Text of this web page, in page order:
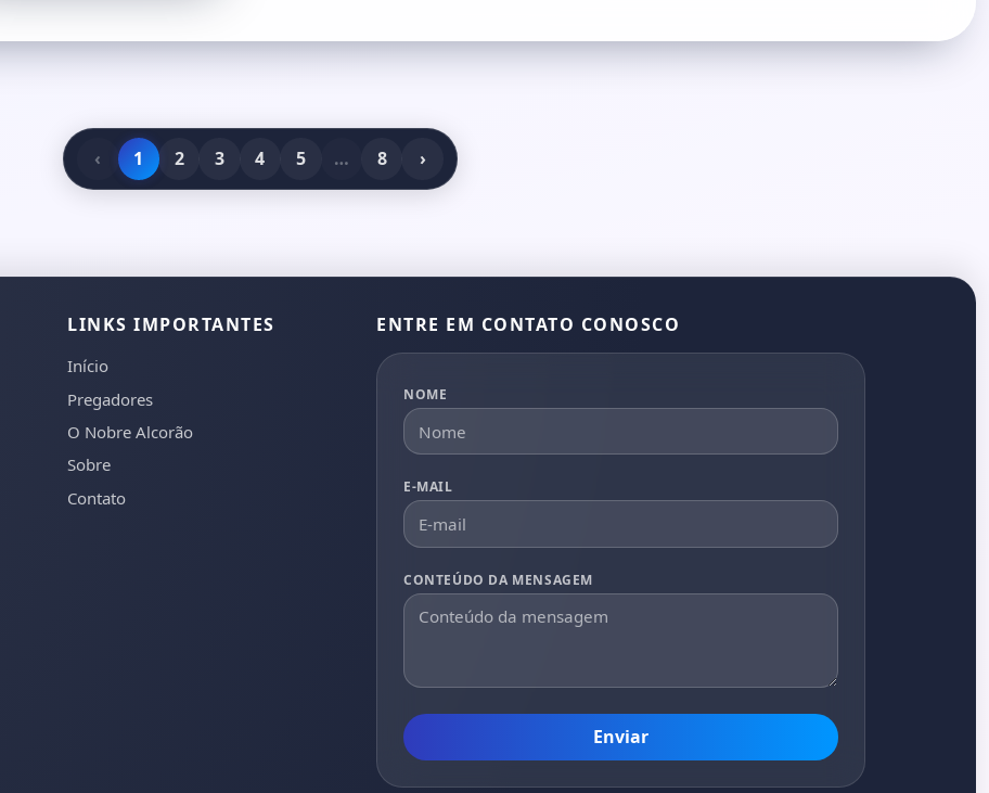
‹ 1 2 3 4 5 … 8 ›
LINKS IMPORTANTES
Início
Pregadores
O Nobre Alcorão
Sobre
Contato
ENTRE EM CONTATO CONOSCO
NOME
E-MAIL
CONTEÚDO DA MENSAGEM
Enviar